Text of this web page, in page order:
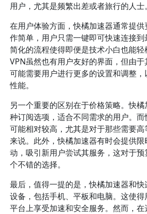
用户，尤其是频繁出差或者旅行的人士。
在用户体验方面，快橘加速器通常提
作简单，用户只需一键即可快速连接
简化的流程使得即便是技术小白也能
VPN虽然也有用户友好的界面，但由于
可能需要用户进行更多的设置和调整
性能。
另一个重要的区别在于价格策略。快
种订阅选项，适合不同需求的用户。
可能相对较高，尤其是对于那些需要
来说。此外，快橘加速器有时会提供
动，吸引新用户尝试其服务，这对于
个不错的选择。
最后，值得一提的是，快橘加速器和
设备，包括手机、平板和电脑。这使
平台上享受加速和安全服务。然而，